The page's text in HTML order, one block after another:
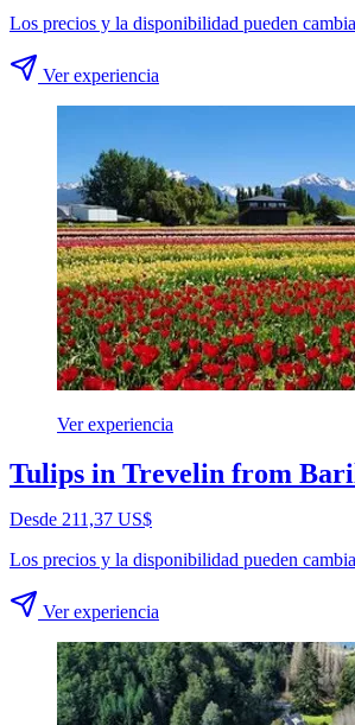
Los precios y la disponibilidad pueden
Ver experiencia
Ver experiencia
Tulips in Trevelin from
Desde 211,37 US$
Los precios y la disponibilidad pueden
Ver experiencia